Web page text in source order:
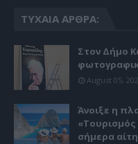
ΤΥΧΑΊΑ ΆΡΘΡΑ:
Στον Δήμο
August 05,
Άνοιξε η
«Τουρισμός
σήμερα